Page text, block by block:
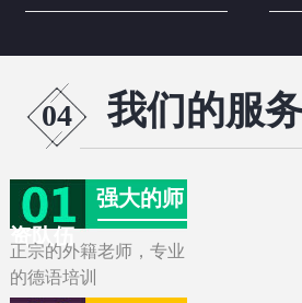
04 我们的服
强大的师
资队伍
正宗的外籍老师，专业
的德语培训